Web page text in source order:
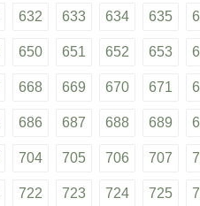
632 633 634 635
650 651 652 653
668 669 670 671
686 687 688 689
704 705 706 707
722 723 724 725